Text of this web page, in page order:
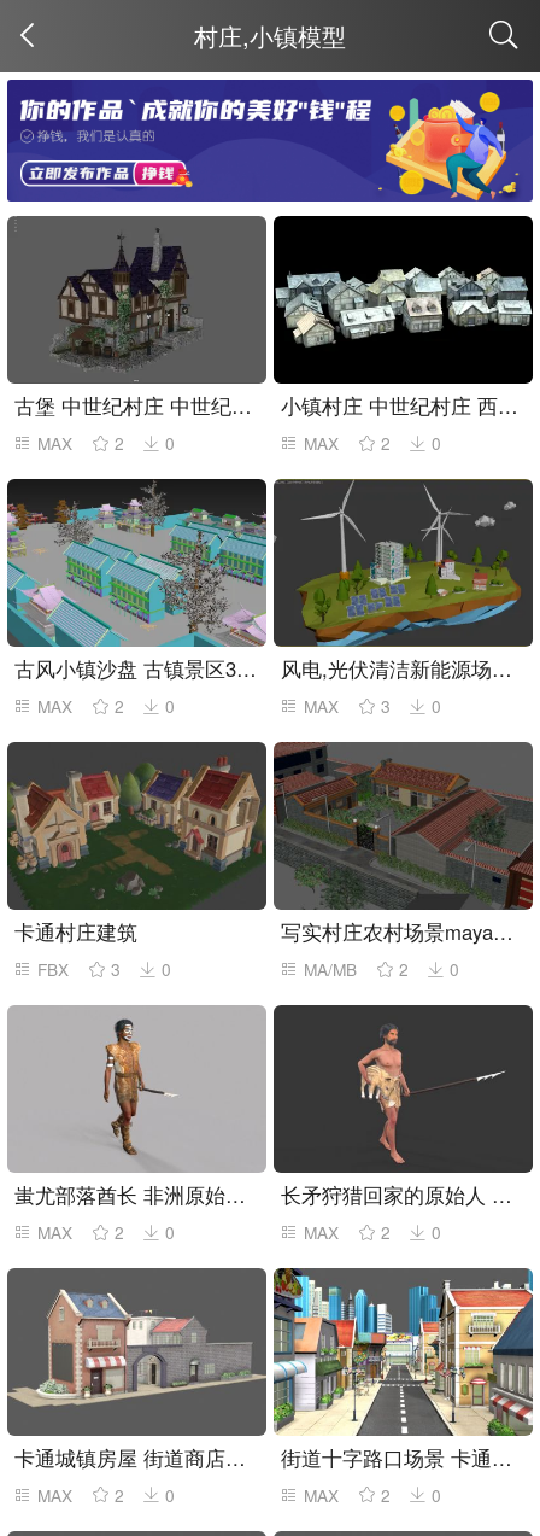
村庄,小镇模型
古堡 中世纪村庄 中世纪民宅
MAX 2 0
小镇村庄 中世纪村庄 西方古建筑村落场景
MAX 2 0
古风小镇沙盘 古镇景区3dmax模型
MAX 2 0
风电,光伏清洁新能源场景3dmax模型
MAX 3 0
卡通村庄建筑
FBX 3 0
写实村庄农村场景maya模型
MA/MB 2 0
蚩尤部落酋长 非洲原始人 野人
MAX 2 0
长矛狩猎回家的原始人 穴居人 野人
MAX 2 0
卡通城镇房屋 街道商店商铺 卡通小镇
MAX 2 0
街道十字路口场景 卡通房子 小镇场景
MAX 2 0
取消